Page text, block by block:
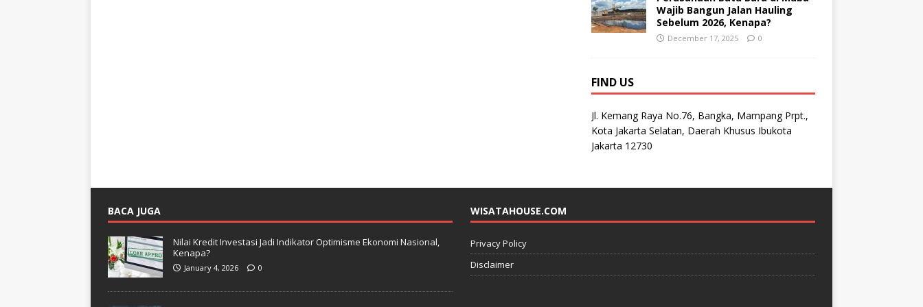
Wajib Bangun Jalan Hauling
Sebelum 2026, Kenapa?
December 17, 2025 0
FIND US
Jl. Kemang Raya No.76, Bangka, Mampang Prpt.,
Kota Jakarta Selatan, Daerah Khusus Ibukota
Jakarta 12730
BACA JUGA
Nilai Kredit Investasi Jadi Indikator Optimisme Ekonomi Nasional,
Kenapa?
January 4, 2026 0
WISATAHOUSE.COM
Privacy Policy
Disclaimer